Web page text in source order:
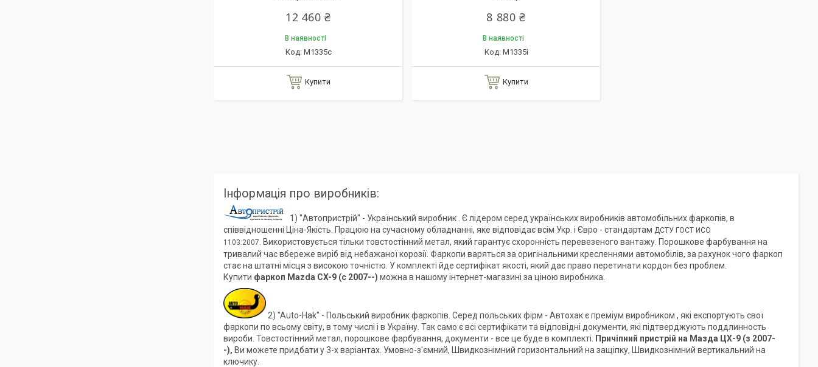
12 460 ₴
В наявності
M1335c
Купити
8 880 ₴
В наявності
M1335i
Купити
Інформація про виробників:
1) "Автопристрій" - Український виробник . Є лідером серед українських виробників автомобільних фаркопів, в
співвідношенні Ціна-Якість. Працюю на сучасному обладнанні, яке відповідає всім Укр. і Євро - стандартам ДСТУ ГОСТ ИСО
1103:2007. Використовується тільки товстостінний метал, який гарантує схоронність перевезеного вантажу. Порошкове фарбування на
тривалий час вбереже виріб від небажаної корозії. Фаркопи варяться за оригінальними кресленнями автомобілів, за рахунок чого фаркоп
стає на штатні місця з високою точністю. У комплекті йде сертифікат якості, який дає право перетинати кордон без проблем.
Купити фаркоп Mazda CX-9 (c 2007--) можна в нашому інтернет-магазині за ціною виробника.
2) "Auto-Hak" - Польський виробник фаркопів. Серед польських фірм - Автохак є преміум виробником , які експортують свої
фаркопи по всьому світу, в тому числі і в Україну. Так само є всі сертифікати та відповідні документи, які підтверджують поддлинность
вироби. Товстостінний метал, порошкове фарбування, документи - все це буде в комплекті.
Причіпний пристрій на Мазда ЦХ-9 (з 2007-
-), Ви можете придбати у 3-х варіантах. Умовно-з'ємний, Швидкознімний горизонтальний на защіпку, Швидкознімний вертикальний на
ключику.